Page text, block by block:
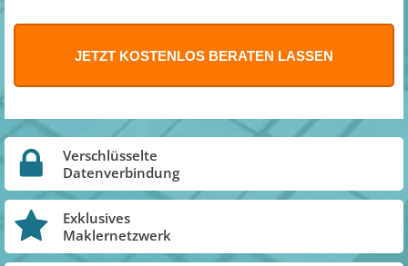
Verschlüsselte
Datenverbindung
Exklusives
Maklernetzwerk